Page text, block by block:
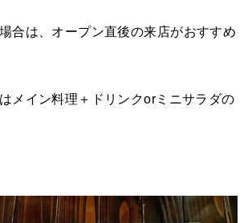
合は、オープン直後の来店がおすすめ
メイン料理＋ドリンクorミニサラダの